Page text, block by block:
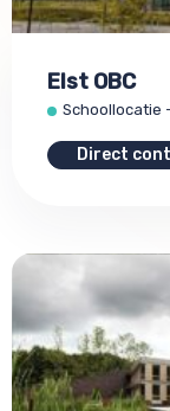
Elst OBC
Schoollocatie
Direct